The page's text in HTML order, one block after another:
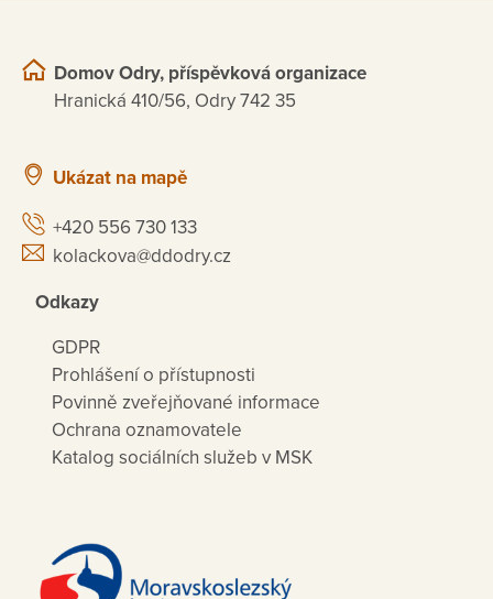
Domov Odry, příspěvková organizace
Hranická 410/56, Odry 742 35
Ukázat na mapě
+420 556 730 133
kolackova@ddodry.cz
Odkazy
GDPR
Prohlášení o přístupnosti
Povinně zveřejňované informace
Ochrana oznamovatele
Katalog sociálních služeb v MSK